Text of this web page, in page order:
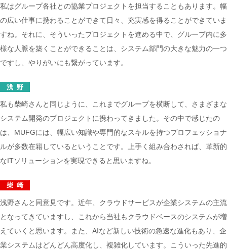
私はグループ各社との協業プロジェクトを担当することもあります。幅
の広い仕事に携わることができて日々、充実感を得ることができていま
すね。それに、そういったプロジェクトを進める中で、グループ内に多
様な人脈を築くことができることは、システム部門の大きな魅力の一つ
ですし、やりがいにも繋がっています。
浅野
私も柴崎さんと同じように、これまでグループを横断して、さまざまな
システム開発のプロジェクトに携わってきました。その中で感じたの
は、MUFGには、幅広い知識や専門的なスキルを持つプロフェッショナ
ルが多数在籍しているということです。上手く組み合わされば、革新的
なITソリューションを実現できると思いますね。
柴崎
浅野さんと同意見です。近年、クラウドサービスが企業システムの主流
となってきていますし、これから当社もクラウドベースのシステムが増
えていくと思います。また、AIなど新しい技術の急速な進化もあり、企
業システムはどんどん高度化し、複雑化しています。こういった先進的